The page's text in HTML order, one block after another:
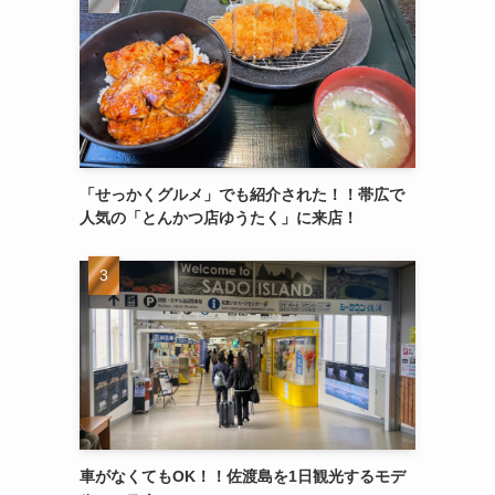
「せっかくグルメ」でも紹介された！！帯広で
人気の「とんかつ店ゆうたく」に来店！
車がなくてもOK！！佐渡島を1日観光するモデ